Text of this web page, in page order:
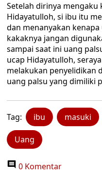
Setelah dirinya mengaku
Hidayatulloh, si ibu itu
dan menanyakan kenapa
kakaknya jangan
sampai saat ini uang
ucap Hidayatulloh,
melakukan penyelidikan
uang palsu yang dimiliki
Tag: ibu masuki
Uang
0 Komentar